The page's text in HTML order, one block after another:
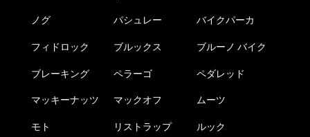
ノグ パシュレー バイクパーカ
フィドロック ブルックス ブルーノ バイク
ブレーキング ペラーゴ ペダレッド
マッキーナッツ マックオフ ムーツ
モト リストラップ ルック